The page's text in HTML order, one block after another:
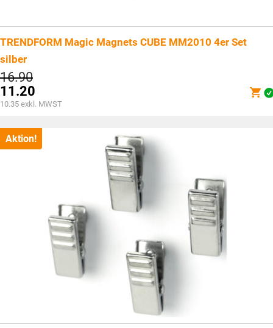
TRENDFORM Magic Magnets CUBE MM2010 4er Set
silber
16.90Ursprünglicher
Preis
war:
CHF16.90
11.20
Aktueller
ist:
CHF11.20.
10.35 exkl. MWST
Aktion!